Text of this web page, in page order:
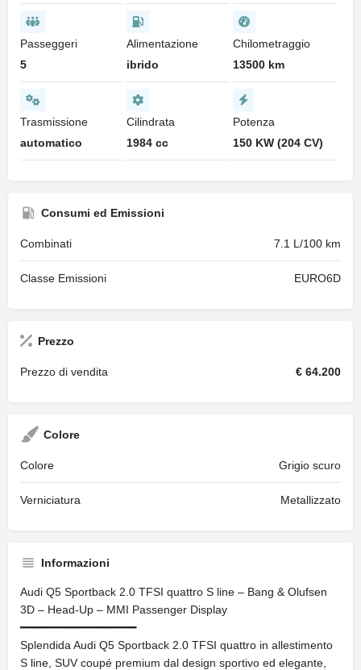
Passeggeri
5
Alimentazione
ibrido
Chilometraggio
13500 km
Trasmissione
automatico
Cilindrata
1984 cc
Potenza
150 KW (204 CV)
Consumi ed Emissioni
Combinati 7.1 L/100 km
Classe Emissioni EURO6D
Prezzo
Prezzo di vendita € 64.200
Colore
Colore Grigio scuro
Verniciatura Metallizzato
Informazioni
Audi Q5 Sportback 2.0 TFSI quattro S line – Bang & Olufsen
3D – Head-Up – MMI Passenger Display
━━━━━━━━━━━━━━━━━━
Splendida Audi Q5 Sportback 2.0 TFSI quattro in allestimento
S line, SUV coupé premium dal design sportivo ed elegante,